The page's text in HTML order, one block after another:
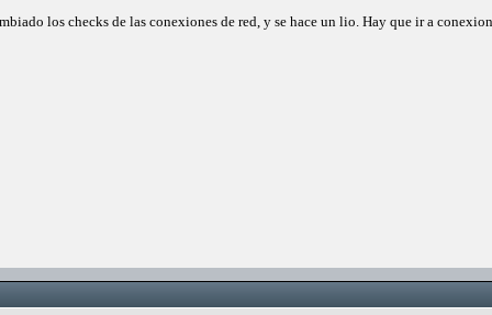
los checks de las conexiones de red, y se hace un lio. Hay que ir a